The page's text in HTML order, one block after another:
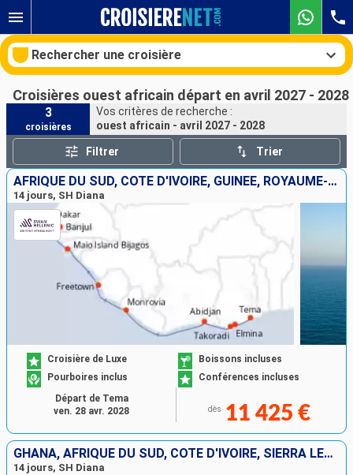
Rechercher une croisière
Nos destinations
Mois de départ
Ports Compagnies
Rechercher
Croisières ouest africain départ en avril 2027 - 2028
3
croisières
Vos critères de recherche :
ouest africain - avril 2027 - 2028
Filtrer Trier
AFRIQUE DU SUD, CÔTE D'IVOIRE, GUINÉE, ROYAUME-UNI, GHANA, SIERRA LEON, SÉNÉGAL
14 jours, SH Diana
Croisière de Luxe
Boissons incluses
Pourboires inclus
Conférences incluses
dès 11 425 €
Départ de Tema
ven. 28 avr. 2028
GHANA, AFRIQUE DU SUD, CÔTE D'IVOIRE, SIERRA LEON, GUINÉE, ROYAUME-UNI, SÉNÉGAL
14 jours, SH Diana